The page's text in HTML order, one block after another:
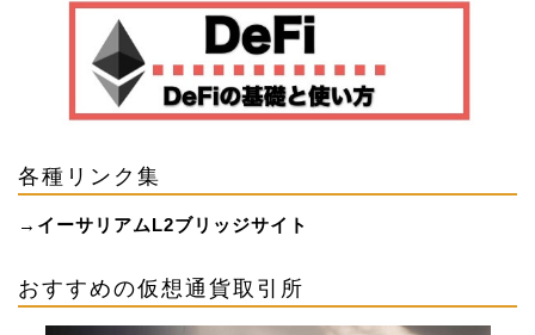
各種リンク集
→ イーサリアムL2ブリッジサイト
おすすめの仮想通貨取引所